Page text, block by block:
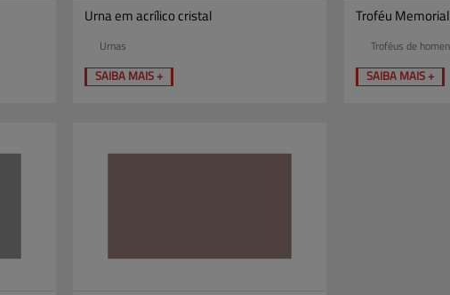
Urna em acrílico cristal
Urnas
SAIBA MAIS +
Troféu
Troféus de
SAIBA MAIS +